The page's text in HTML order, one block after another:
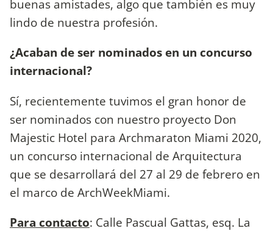
buenas amistades, algo que también es muy
lindo de nuestra profesión.
¿Acaban de ser nominados en un concurso
internacional?
Sí, recientemente tuvimos el gran honor de
ser nominados con nuestro proyecto Don
Majestic Hotel para Archmaraton Miami 2020,
un concurso internacional de Arquitectura
que se desarrollará del 27 al 29 de febrero en
el marco de ArchWeekMiami.
Para contacto: Calle Pascual Gattas, esq. La